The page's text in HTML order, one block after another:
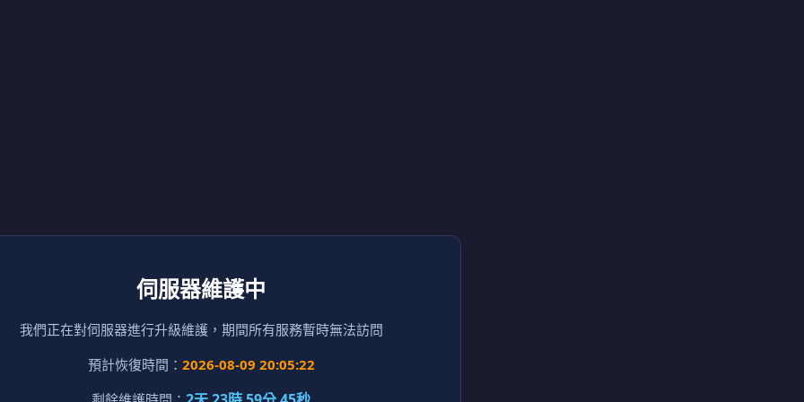
伺服器維護中
我們正在對伺服器進行升級維護，期間所有服務暫時無法訪問
預計恢復時間： 2026-08-09 20:05:22